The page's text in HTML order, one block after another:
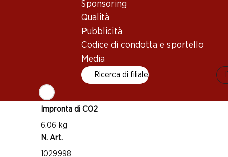
Sponsoring
Qualità
Pubblicità
Codice di condotta e sportello
Media
Ricerca di filiale
Maturità di beva
Temperatura di beva
16–18 °C
Impronta di CO2
6.06 kg
N. Art.
1029998